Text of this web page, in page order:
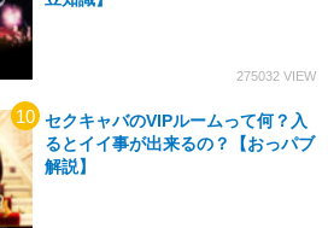
275032
セクキャバのVIPルームって何？入
るとイイ事が出来るの？【おっパブ
解説】